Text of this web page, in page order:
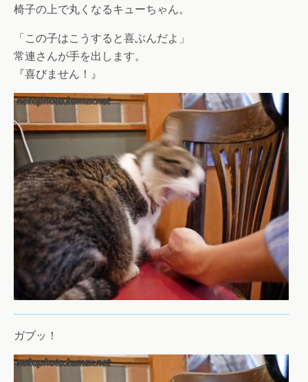
椅子の上で丸くなるキューちゃん。
「この子はこうすると喜ぶんだよ」
常連さんが手を出します。
『喜びません！』
ガブッ！